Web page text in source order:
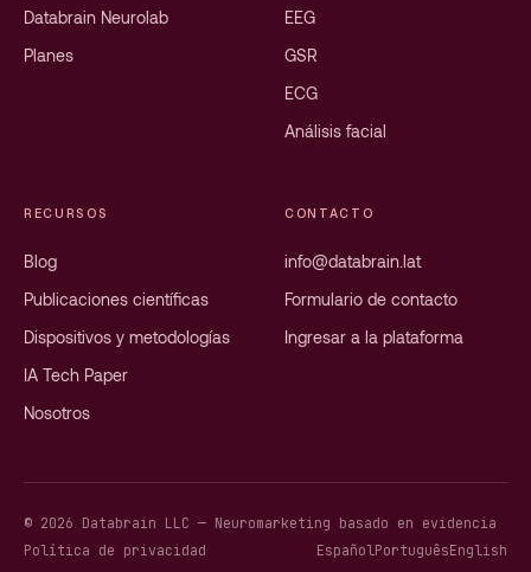
Databrain Neurolab
Planes
EEG
GSR
ECG
Análisis facial
RECURSOS
Blog
Publicaciones científicas
Dispositivos y metodologías
IA Tech Paper
Nosotros
CONTACTO
info@databrain.lat
Formulario de contacto
Ingresar a la plataforma
© 2026 Databrain LLC — Neuromarketing basado en evidencia
Política de privacidad
EspañolPortuguêsEnglish